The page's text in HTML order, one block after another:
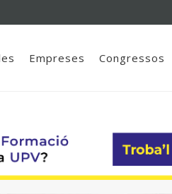
Empreses Congressos